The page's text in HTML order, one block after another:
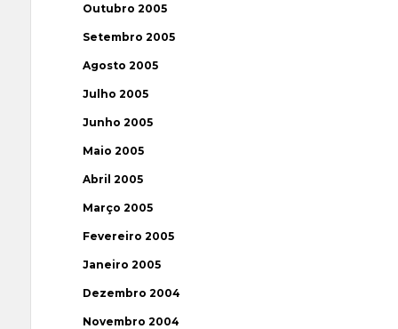
Outubro 2005
Setembro 2005
Agosto 2005
Julho 2005
Junho 2005
Maio 2005
Abril 2005
Março 2005
Fevereiro 2005
Janeiro 2005
Dezembro 2004
Novembro 2004